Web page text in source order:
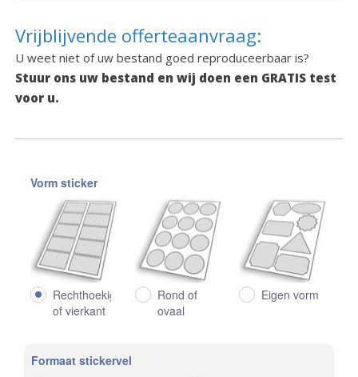
Vrijblijvende offerteaanvraag:
U weet niet of uw bestand goed reproduceerbaar is?
Stuur ons uw bestand en wij doen een GRATIS test
voor u.
Vorm sticker
Rechthoekig
of vierkant
Rond of
ovaal
Eigen vorm
Formaat stickervel